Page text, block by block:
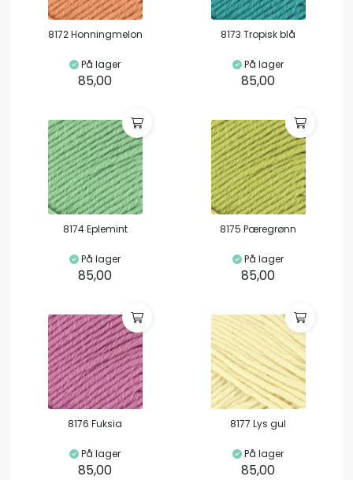
8172 Honningmelon
På lager
85,00
8173 Tropisk blå
På lager
85,00
8174 Eplemint
På lager
85,00
8175 Pæregrønn
På lager
85,00
8176 Fuksia
På lager
85,00
8177 Lys gul
På lager
85,00